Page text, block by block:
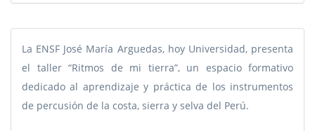
La ENSF José María Arguedas, hoy Universidad, presenta
el taller “Ritmos de mi tierra”, un espacio formativo
dedicado al aprendizaje y práctica de los instrumentos
de percusión de la costa, sierra y selva del Perú.